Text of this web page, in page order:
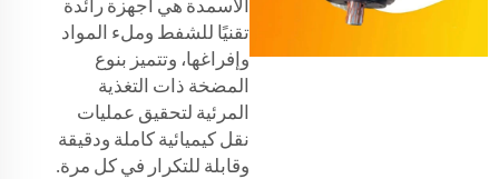
الأسمدة هي أجهزة رائدة
تقنيًا للشفط وملء المواد
وإفراغها، وتتميز بنوع
المضخة ذات التغذية
المرئية لتحقيق عمليات
نقل كيميائية كاملة ودقيقة
وقابلة للتكرار في كل مرة.